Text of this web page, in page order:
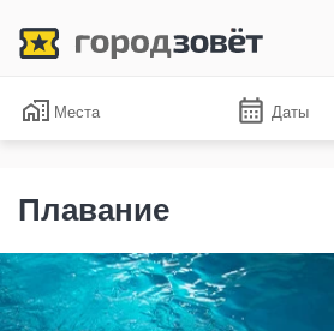
Места Даты
Плавание